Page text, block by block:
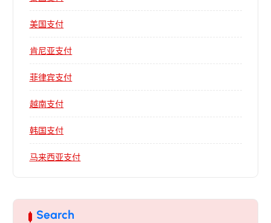
美国支付
肯尼亚支付
菲律宾支付
越南支付
韩国支付
马来西亚支付
Search